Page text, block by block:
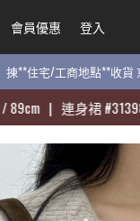
會員優惠 登入
揀**住宅/工商地點**收
| 連身裙#31398-質
會員優惠 登入
揀**住宅/工商地點**收
| 連身裙#31398-質